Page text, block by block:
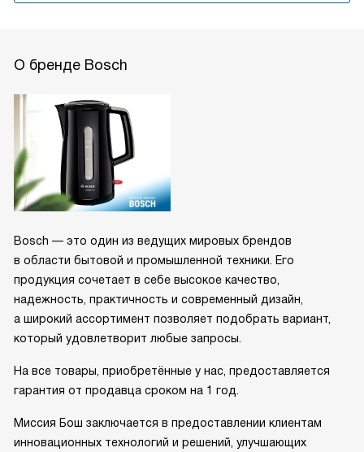
О бренде Bosch
Bosch — это один из ведущих мировых брендов
в области бытовой и промышленной техники. Его
продукция сочетает в себе высокое качество,
надежность, практичность и современный дизайн,
а широкий ассортимент позволяет подобрать вариант,
который удовлетворит любые запросы.
На все товары, приобретённые у нас, предоставляется
гарантия от продавца сроком на 1 год.
Миссия Бош заключается в предоставлении клиентам
инновационных технологий и решений, улучшающих